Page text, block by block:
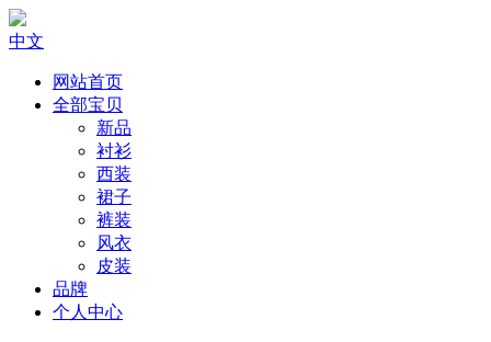
中文
网站首页
全部宝贝
新品
衬衫
西装
裙子
裤装
风衣
皮装
品牌
个人中心